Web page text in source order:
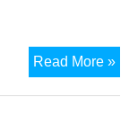
Read More »